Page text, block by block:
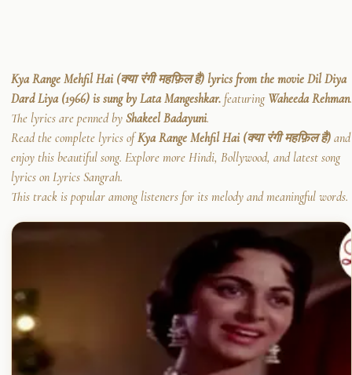
Kya Range Mehfil Hai (क्या रंगी महफ़िल है) lyrics from the movie Dil Diya
Dard Liya (1966) is sung by Lata Mangeshkar. featuring Waheeda Rehman.
The lyrics are penned by Shakeel Badayuni.
Read the complete lyrics ofKya Range Mehfil Hai (क्या रंगी महफ़िल है) and
enjoy this beautiful song. Explore more Hindi, Bollywood, and latest song
lyrics on Lyrics Sangrah.
This track is popular among listeners for its melody and meaningful words.